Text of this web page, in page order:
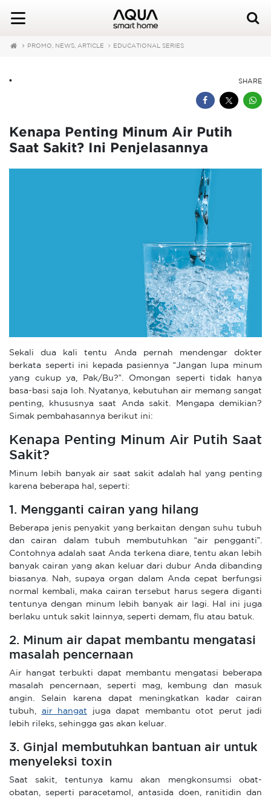
PROMO, NEWS, ARTICLE EDUCATIONAL SERIES
SHARE
•
Kenapa Penting Minum Air Putih
Saat Sakit? Ini Penjelasannya
Sekali dua kali tentu Anda pernah mendengar dokter
berkata seperti ini kepada pasiennya “Jangan lupa minum
yang cukup ya, Pak/Bu?”. Omongan seperti tidak hanya
basa-basi saja loh. Nyatanya, kebutuhan air memang sangat
penting, khususnya saat Anda sakit. Mengapa demikian?
Simak pembahasannya berikut ini:
Kenapa Penting Minum Air Putih Saat
Sakit?
Minum lebih banyak air saat sakit adalah hal yang penting
karena beberapa hal, seperti:
1. Mengganti cairan yang hilang
Beberapa jenis penyakit yang berkaitan dengan suhu tubuh
dan cairan dalam tubuh membutuhkan “air pengganti”.
Contohnya adalah saat Anda terkena diare, tentu akan lebih
banyak cairan yang akan keluar dari dubur Anda dibanding
biasanya. Nah, supaya organ dalam Anda cepat berfungsi
normal kembali, maka cairan tersebut harus segera diganti
tentunya dengan minum lebih banyak air lagi. Hal ini juga
berlaku untuk sakit lainnya, seperti demam, flu atau batuk.
2. Minum air dapat membantu mengatasi
masalah pencernaan
Air hangat terbukti dapat membantu mengatasi beberapa
masalah pencernaan, seperti mag, kembung dan masuk
angin. Selain karena dapat meningkatkan kadar cairan
tubuh, air hangat juga dapat membantu otot perut jadi
lebih rileks, sehingga gas akan keluar.
3. Ginjal membutuhkan bantuan air untuk
menyeleksi toxin
Saat sakit, tentunya kamu akan mengkonsumsi obat-
obatan, seperti paracetamol, antasida doen, ranitidin dan